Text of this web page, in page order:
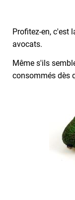
Profitez-en, c'est
avocats.
Même s'ils
consommés dès